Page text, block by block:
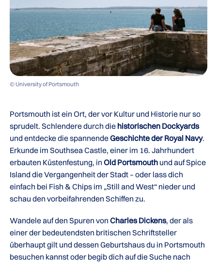
© University of Portsmouth
Portsmouth ist ein Ort, der vor Kultur und Historie nur so
sprudelt. Schlendere durch die historischen Dockyards
und entdecke die spannendeGeschichte der Royal Navy.
Erkunde im Southsea Castle, einer im 16. Jahrhundert
erbauten Küstenfestung, in Old Portsmouth und auf Spice
Island die Vergangenheit der Stadt – oder lass dich
einfach bei Fish & Chips im „Still and West“ nieder und
schau den vorbeifahrenden Schiffen zu.
Wandele auf den Spuren von Charles Dickens, der als
einer der bedeutendsten britischen Schriftsteller
überhaupt gilt und dessen Geburtshaus du in Portsmouth
besuchen kannst oder begib dich auf die Suche nach